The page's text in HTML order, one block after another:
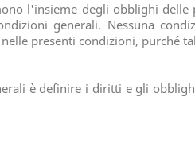
l'insieme degli obblighi
generali. Nessuna
presenti condizioni, purché
è definire i diritti e gli